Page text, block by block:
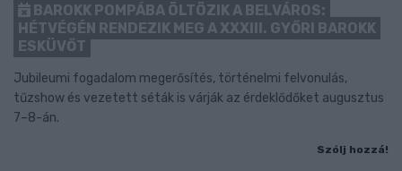
BAROKK POMPÁBA ÖLTÖZIK A BELVÁROS:
HÉTVÉGÉN RENDEZIK MEG A XXXIII. GYŐRI BAROKK
ESKÜVŐT
Jubileumi fogadalom megerősítés, történelmi felvonulás,
tűzshow és vezetett séták is várják az érdeklődőket augusztus
7–8-án.
Szólj hozzá!